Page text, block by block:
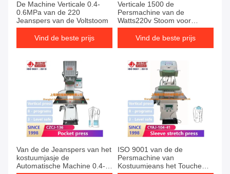
De Machine Verticale 0.4-
0.6MPa van de 220
Jeanspers van de Voltstoom
Vind de beste prijs
Verticale 1500 de
Persmachine van de
Watts220v Stoom voor
Kleren
Vind de beste prijs
Van de de Jeanspers van het
kostuumjasje de
Automatische Machine 0.4-
ISO 9001 van de de
Persmachine van
Kostuumjeans het Touche